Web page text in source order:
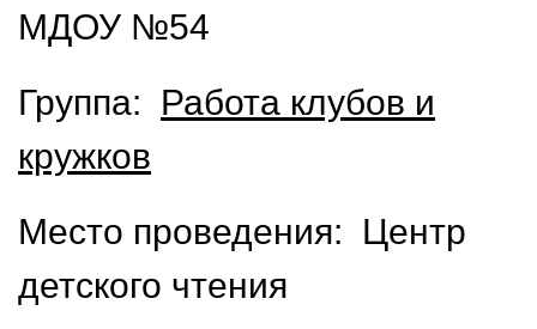
МДОУ №54
Группа: Работа клубов и
кружков
Место проведения: Центр
детского чтения